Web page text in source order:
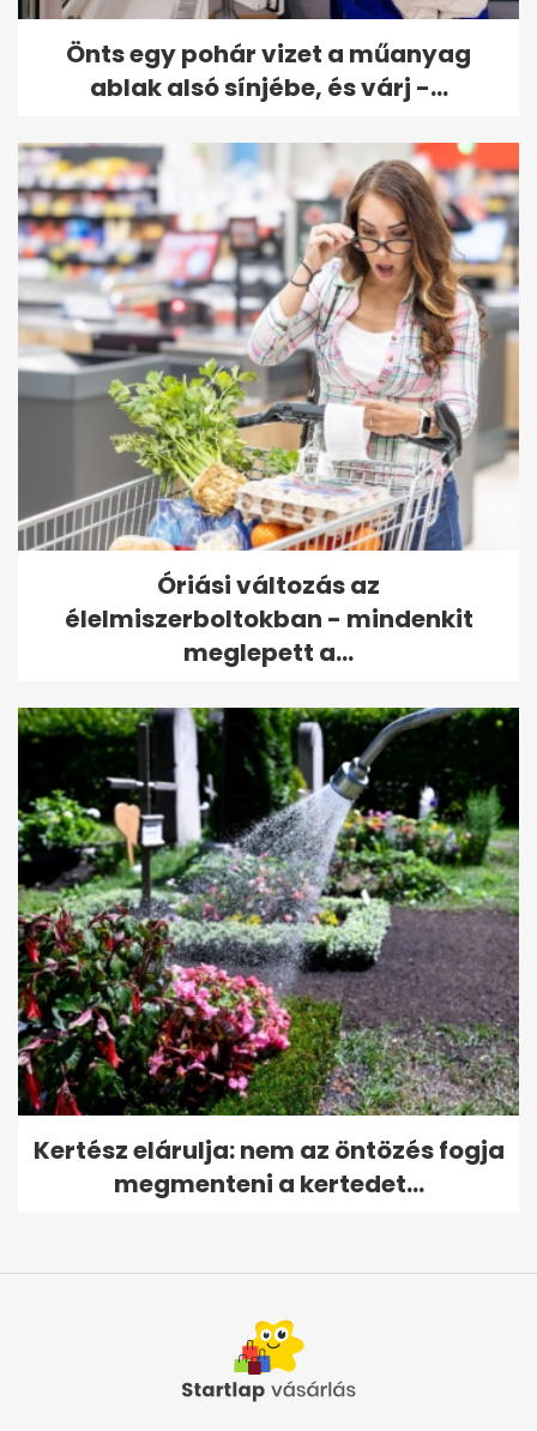
Önts egy pohár vizet a műanyag
ablak alsó sínjébe, és várj -...
Óriási változás az
élelmiszerboltokban - mindenkit
meglepett a...
Kertész elárulja: nem az öntözés fogja
megmenteni a kertedet...